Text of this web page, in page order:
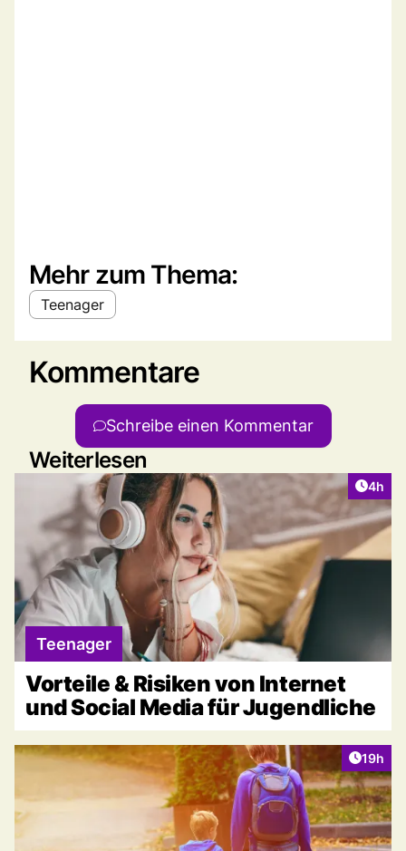
Mehr zum Thema:
Teenager
Kommentare
Schreibe einen Kommentar
Weiterlesen
4h
Teenager
Vorteile & Risiken von Internet
und Social Media für Jugendliche
Artikel
19h